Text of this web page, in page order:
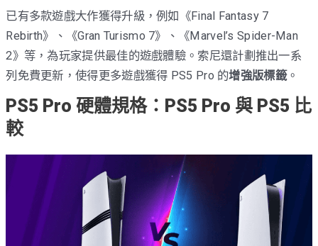
已有多款遊戲大作獲得升級，例如《Final Fantasy 7
Rebirth》、《Gran Turismo 7》、《Marvel’s Spider-Man
2》等，為玩家提供最佳的遊戲體驗。索尼還計劃推出一系
列免費更新，使得更多遊戲獲得 PS5 Pro 的增強版標籤。
PS5 Pro 硬體規格：PS5 Pro 與 PS5 比
較